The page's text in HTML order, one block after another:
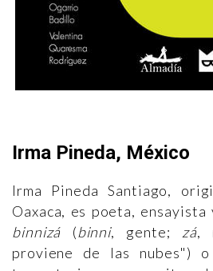
Irma Pineda, México
Irma Pineda Santiago,
Oaxaca, es poeta,
binnizá (binni, gente; zá,
proviene de las nubes")